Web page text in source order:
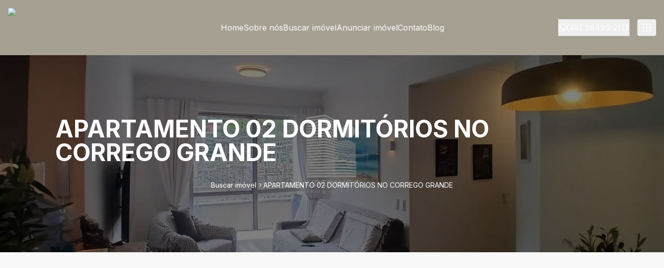
HomeSobre nósBuscar imóvelAnunciar imóvelContatoBlog
APARTAMENTO 02 DORMITÓRIOS NO
CORREGO GRANDE
Buscar imóvel APARTAMENTO 02 DORMITÓRIOS NO CORREGO GRANDE